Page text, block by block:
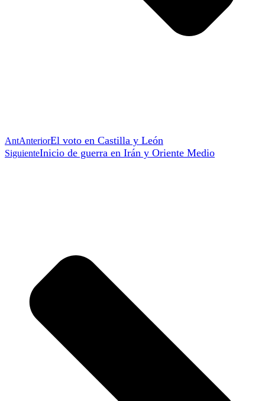
AntAnteriorEl voto en Castilla y León
SiguienteInicio de guerra en Irán y Oriente Medio